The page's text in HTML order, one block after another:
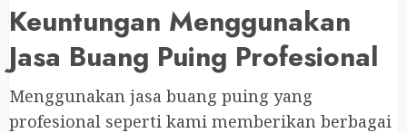
Keuntungan Menggunakan
Jasa Buang Puing Profesional
Menggunakan jasa buang puing yang
profesional seperti kami memberikan berbagai